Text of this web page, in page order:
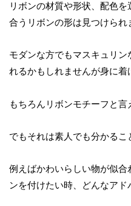
リボンの材質や形状、配色
合うリボンの形は見つけられ
モダンな方でもマスキュリ
れるかもしれませんが身に着
もちろんリボンモチーフと言
でもそれは素人でも分かるこ
例えばかわいらしい物が似
ンを付けたい時、どんなアド